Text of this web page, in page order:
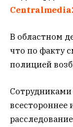
В областном
что по факту
полицией
всестороннее